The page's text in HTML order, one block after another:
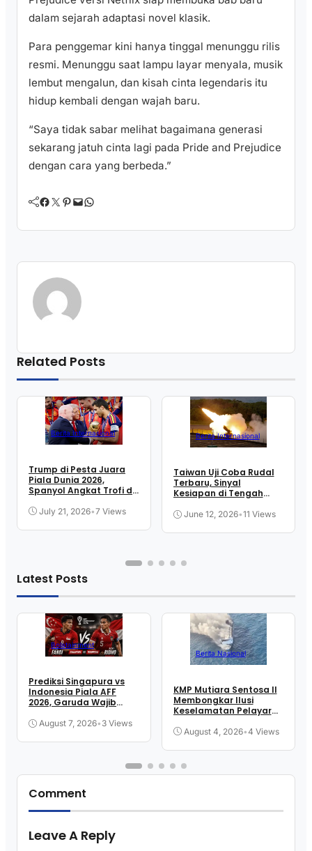
dalam sejarah adaptasi novel klasik.
Para penggemar kini hanya tinggal menunggu rilis
resmi. Menunggu saat lampu layar menyala, musik
lembut mengalun, dan kisah cinta legendaris itu
hidup kembali dengan wajah baru.
“Saya tidak sabar melihat bagaimana generasi
sekarang jatuh cinta lagi pada Pride and Prejudice
dengan cara yang berbeda.”
Facebook Twitter Pinterest Mail WhatsApp
Related Posts
Berita Internasional
Trump di Pesta Juara
Piala Dunia 2026,
Spanyol Angkat Trofi di
July 21, 2026•7 Views
Berita Internasional
Taiwan Uji Coba Rudal
Terbaru, Sinyal
Kesiapan di Tengah
June 12, 2026•11 Views
Latest Posts
Bolatainment
Prediksi Singapura vs
Indonesia Piala AFF
2026, Garuda Wajib
August 7, 2026• 3 Views
Berita Nasional
KMP Mutiara Sentosa II
Membongkar Ilusi
Keselamatan Pelayaran
August 4, 2026•4 Views
Comment
Leave A Reply